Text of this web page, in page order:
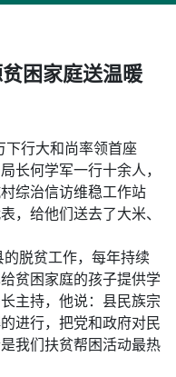
困家庭送温暖
行大和尚率领首座
长何学军一行十余人，
综治信访维稳工作站
，给他们送去了大米、
脱贫工作，每年持续
贫困家庭的孩子提供学
主持，他说：县民族宗
进行，把党和政府对民
我们扶贫帮困活动最热